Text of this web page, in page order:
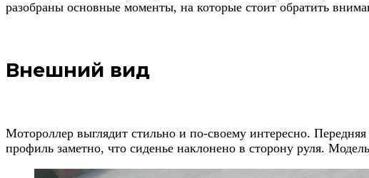
разобраны основные моменты, на которые стоит обратить
Внешний вид
Мотороллер выглядит стильно и по-своему интересно.
профиль заметно, что сиденье наклонено в сторону руля.